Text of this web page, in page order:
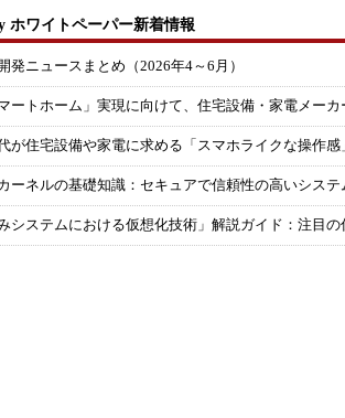
ホワイトペーパー新着情報
発ニュースまとめ（2026年4～6月）
ートホーム」実現に向けて、住宅設備・家電メー
が住宅設備や家電に求める「スマホライクな操作感
ーネルの基礎知識：セキュアで信頼性の高いシステ
システムにおける仮想化技術」解説ガイド：注目